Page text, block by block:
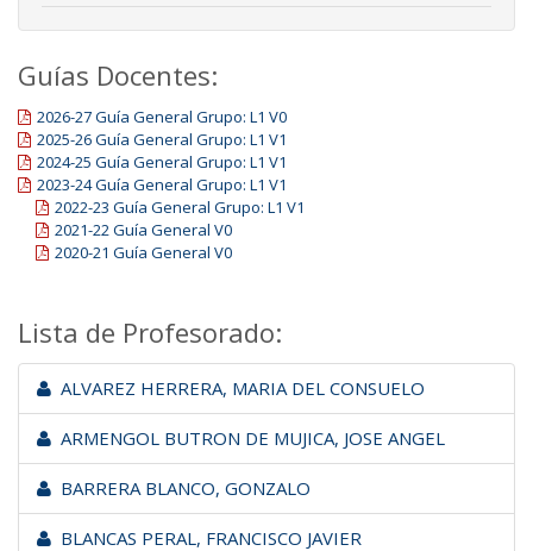
Guías Docentes:
2026-27 Guía General Grupo: L1 V0
2025-26 Guía General Grupo: L1 V1
2024-25 Guía General Grupo: L1 V1
2023-24 Guía General Grupo: L1 V1
2022-23 Guía General Grupo: L1 V1
2021-22 Guía General V0
2020-21 Guía General V0
Lista de Profesorado:
ALVAREZ HERRERA, MARIA DEL CONSUELO
ARMENGOL BUTRON DE MUJICA, JOSE ANGEL
BARRERA BLANCO, GONZALO
BLANCAS PERAL, FRANCISCO JAVIER